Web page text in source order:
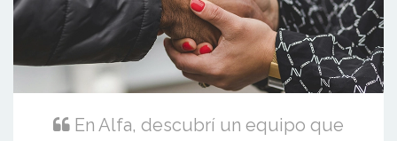
En Alfa, descubrí un equipo que